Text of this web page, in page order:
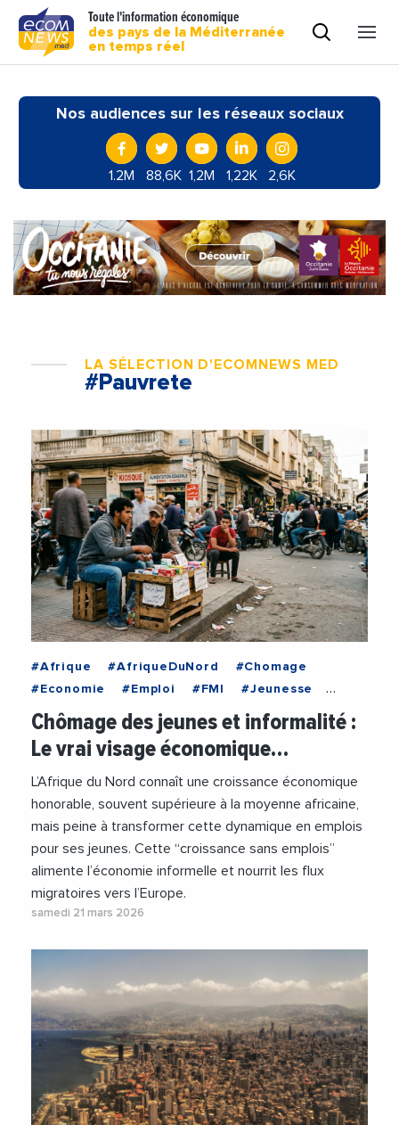
Toute l'information économique
des pays de la Méditerranée
en temps réel
Nos audiences sur les réseaux sociaux
1.2M 88,6K 1,2M 1,22K 2,6K
LA SÉLECTION D'ECOMNEWS MED
#Pauvrete
#Afrique #AfriqueDuNord
#Chomage
#Economie
#Emploi #FMI
#Jeunesse
#Pauvrete
#Politique #Tourisme
Chômage des jeunes et informalité :
Le vrai visage économique…
L’Afrique du Nord connaît une croissance économique
honorable, souvent supérieure à la moyenne africaine,
mais peine à transformer cette dynamique en emplois
pour ses jeunes. Cette “croissance sans emplois”
alimente l’économie informelle et nourrit les flux
migratoires vers l’Europe.
samedi 21 mars 2026